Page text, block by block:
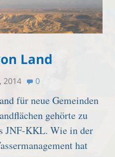
Land
2014 0
für neue Gemeinden
gehörte zu
JNF-KKL. Wie in der
hat